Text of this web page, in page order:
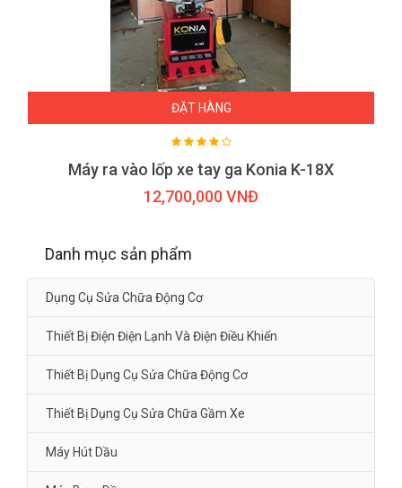
ĐẶT HÀNG
Máy ra vào lốp xe tay ga Konia K-18X
12,700,000 VNĐ
Danh mục sản phẩm
Dụng Cụ Sửa Chữa Động Cơ
Thiết Bị Điện Điện Lạnh Và Điện Điều Khiển
Thiết Bị Dụng Cụ Sửa Chữa Động Cơ
Thiết Bị Dụng Cụ Sửa Chữa Gầm Xe
Máy Hút Dầu